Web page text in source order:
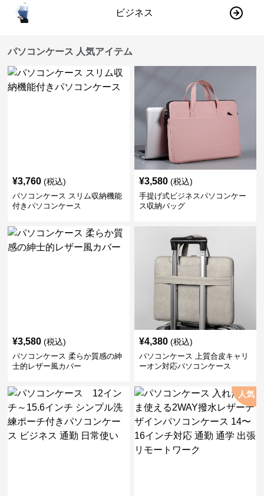
ビジネス
パソコンケース 人気アイテム
¥3,760 (税込)
パソコンケース スリム収納機能
付きパソコンケース
¥3,580 (税込)
手提げ式ビジネスパソコンケー
ス収納バッグ
¥3,580 (税込)
パソコンケース 柔らか質感の紳
士的レザー風カバー
¥4,380 (税込)
パソコンケース 上質合皮キャリ
ーオン対応パソコンケース
人気